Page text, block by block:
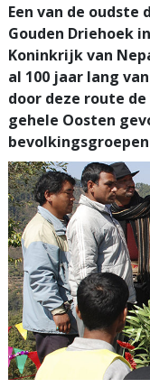
Een van de oudste
Gouden Driehoek
Koninkrijk van
al 100 jaar lang
door deze route
gehele Oosten